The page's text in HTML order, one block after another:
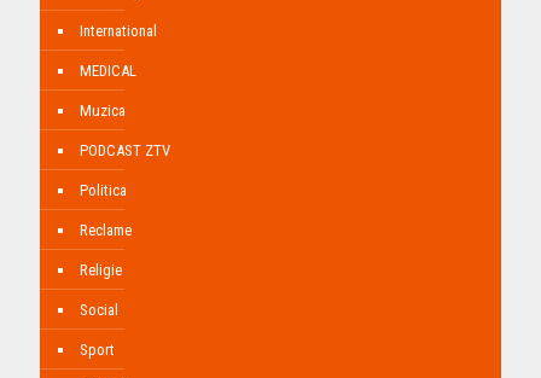
International
MEDICAL
Muzica
PODCAST ZTV
Politica
Reclame
Religie
Social
Sport